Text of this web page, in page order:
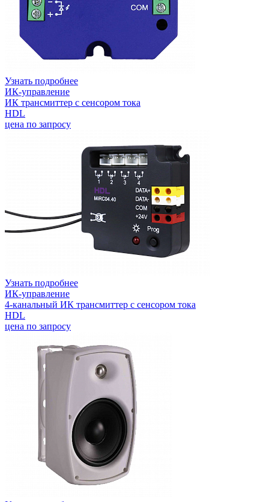
Узнать подробнее
ИК-управление
ИК трансмиттер с сенсором тока
HDL
цена по запросу
Узнать подробнее
ИК-управление
4-канальный ИК трансмиттер с сенсором тока
HDL
цена по запросу